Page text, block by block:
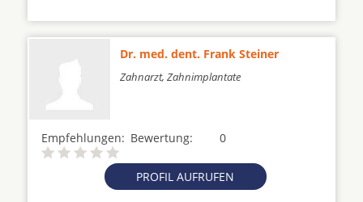
Dr. med. dent. Frank Steiner
Zahnarzt, Zahnimplantate
Empfehlungen: 0
Bewertung:
PROFIL AUFRUFEN